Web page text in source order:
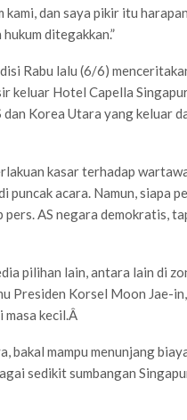
dan saya pikir itu
ditegakkan.”
Rabu lalu (6/6)
keluar Hotel Capella
Korea Utara yang keluar
kasar terhadap
puncak acara. Namun, siapa
AS negara demokratis,
pilihan lain, antara lain di
Presiden Korsel Moon Jae-
masa kecil.Â
bakal mampu menunjang
sedikit sumbangan